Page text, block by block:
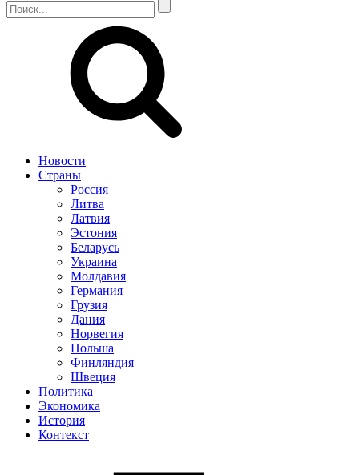
Новости
Страны
Россия
Литва
Латвия
Эстония
Беларусь
Украина
Молдавия
Германия
Грузия
Дания
Норвегия
Польша
Финляндия
Швеция
Политика
Экономика
История
Контекст